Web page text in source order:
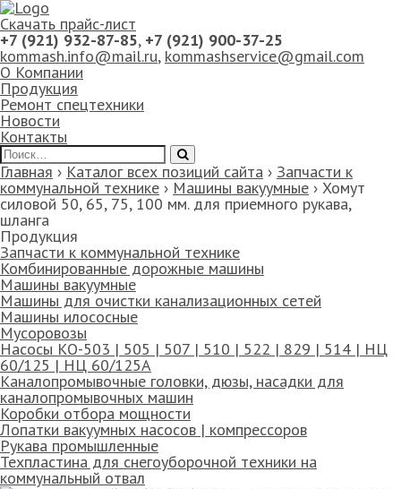
Скачать прайс-лист
+7 (921) 932-87-85, +7 (921) 900-37-25
kommash.info@mail.ru, kommashservice@gmail.com
О Компании
Продукция
Ремонт спецтехники
Новости
Контакты
Главная › Каталог всех позиций сайта › Запчасти к
коммунальной технике › Машины вакуумные › Хомут
силовой 50, 65, 75, 100 мм. для приемного рукава,
шланга
Продукция
Запчасти к коммунальной технике
Комбинированные дорожные машины
Машины вакуумные
Машины для очистки канализационных сетей
Машины илососные
Мусоровозы
Насосы КО-503 | 505 | 507 | 510 | 522 | 829 | 514 | НЦ
60/125 | НЦ 60/125А
Каналопромывочные головки, дюзы, насадки для
каналопромывочных машин
Коробки отбора мощности
Лопатки вакуумных насосов | компрессоров
Рукава промышленные
Техпластина для снегоуборочной техники на
коммунальный отвал